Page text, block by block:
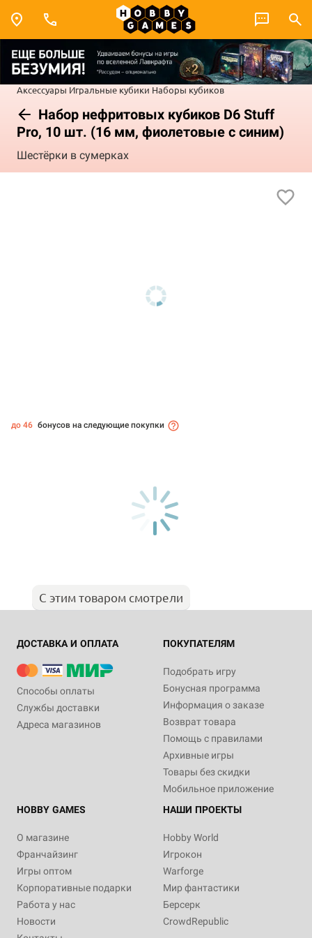
Аксессуары Игральные кубики Наборы кубиков
Набор нефритовых кубиков D6 Stuff
Pro, 10 шт. (16 мм, фиолетовые с синим)
Шестёрки в сумерках
до 46 бонусов на следующие покупки
С этим товаром смотрели
ДОСТАВКА И ОПЛАТА
Способы оплаты
Службы доставки
Адреса магазинов
ПОКУПАТЕЛЯМ
Подобрать игру
Бонусная программа
Информация о заказе
Возврат товара
Помощь с правилами
Архивные игры
Товары без скидки
Мобильное приложение
HOBBY GAMES
О магазине
Франчайзинг
Игры оптом
Корпоративные подарки
Работа у нас
Новости
НАШИ ПРОЕКТЫ
Hobby World
Игрокон
Warforge
Мир фантастики
Берсерк
CrowdRepublic